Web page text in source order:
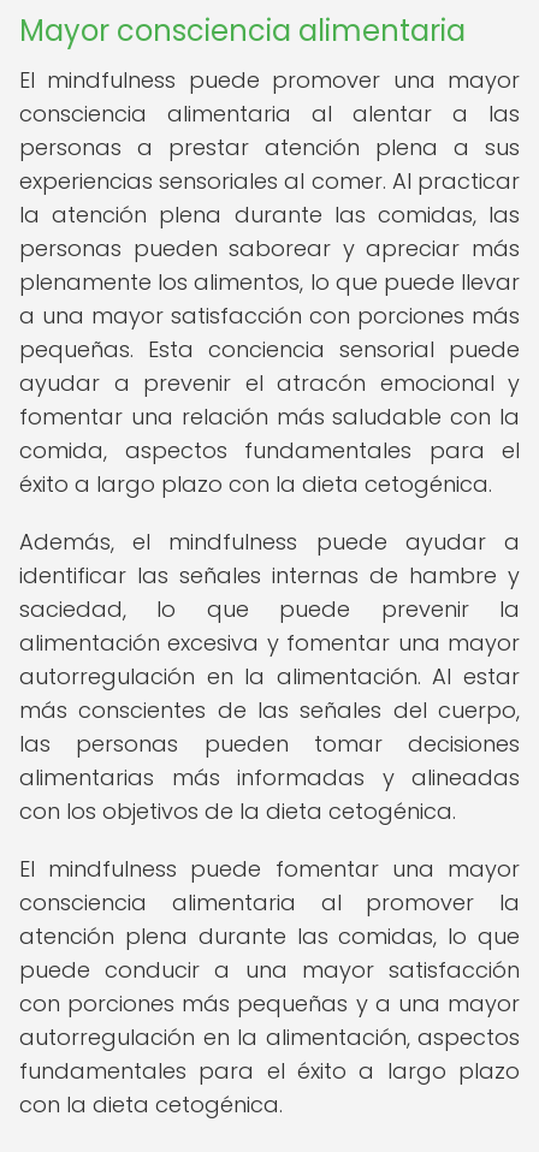
Mayor consciencia alimentaria
El mindfulness puede promover una mayor
consciencia alimentaria al alentar a las
personas a prestar atención plena a sus
experiencias sensoriales al comer. Al practicar
la atención plena durante las comidas, las
personas pueden saborear y apreciar más
plenamente los alimentos, lo que puede llevar
a una mayor satisfacción con porciones más
pequeñas. Esta conciencia sensorial puede
ayudar a prevenir el atracón emocional y
fomentar una relación más saludable con la
comida, aspectos fundamentales para el
éxito a largo plazo con la dieta cetogénica.
Además, el mindfulness puede ayudar a
identificar las señales internas de hambre y
saciedad, lo que puede prevenir la
alimentación excesiva y fomentar una mayor
autorregulación en la alimentación. Al estar
más conscientes de las señales del cuerpo,
las personas pueden tomar decisiones
alimentarias más informadas y alineadas
con los objetivos de la dieta cetogénica.
El mindfulness puede fomentar una mayor
consciencia alimentaria al promover la
atención plena durante las comidas, lo que
puede conducir a una mayor satisfacción
con porciones más pequeñas y a una mayor
autorregulación en la alimentación, aspectos
fundamentales para el éxito a largo plazo
con la dieta cetogénica.